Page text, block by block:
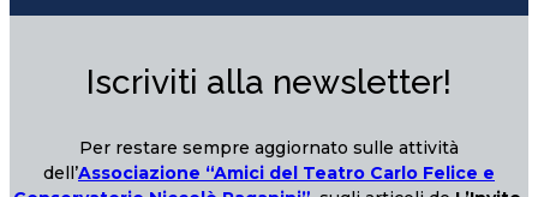
Iscriviti alla newsletter!
Per restare sempre aggiornato sulle attività
dell’Associazione “Amici del Teatro Carlo Felice e